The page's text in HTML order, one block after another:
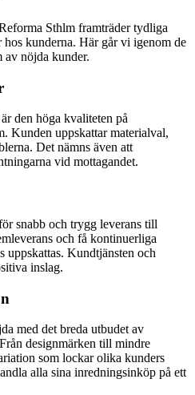
Sthlm framträder tydliga
kunderna. Här går vi igenom de
av nöjda kunder.
den höga kvaliteten på
Kunden uppskattar materialval,
Det nämns även att
vid mottagandet.
snabb och trygg leverans till
och få kontinuerliga
uppskattas. Kundtjänsten och
inslag.
med det breda utbudet av
designmärken till mindre
som lockar olika kunders
alla sina inredningsinköp på ett